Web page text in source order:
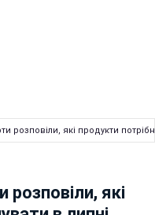
розповіли, які продукти
розповіли, які